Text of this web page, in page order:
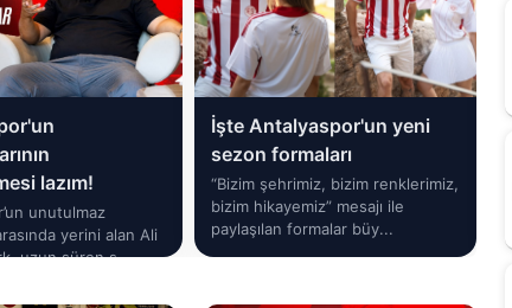
lazım!
unutulmaz
yerini alan Ali
uzun süren s...
İşte Antalyaspor'un yeni
sezon formaları
“Bizim şehrimiz, bizim renklerimiz,
bizim hikayemiz” mesajı ile
paylaşılan formalar büy...